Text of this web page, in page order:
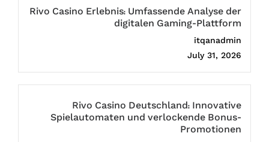
Rivo Casino Erlebnis: Umfassende Analyse der
digitalen Gaming-Plattform
itqanadmin
July 31, 2026
Rivo Casino Deutschland: Innovative
Spielautomaten und verlockende Bonus-
Promotionen